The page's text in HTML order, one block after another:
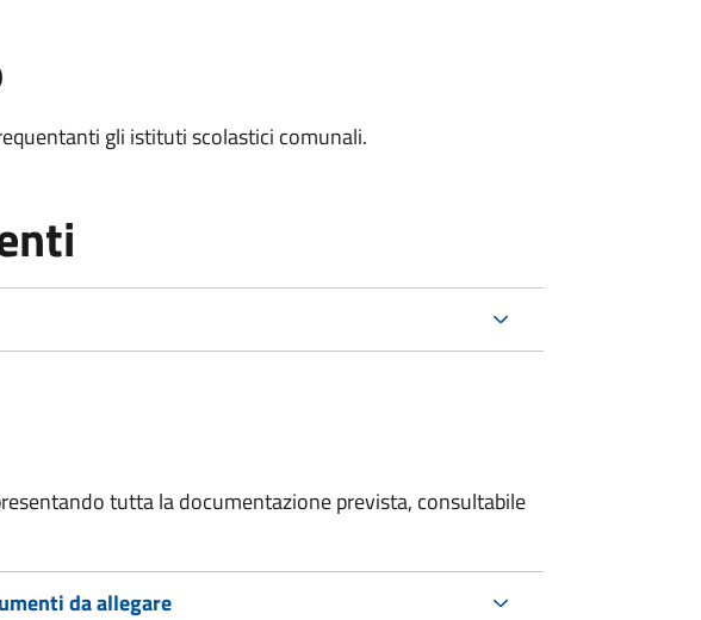
gli istituti scolastici comunali.
tutta la documentazione prevista, consultabile
da allegare